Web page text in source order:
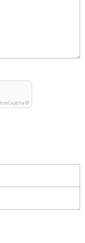
IconCaptcha ©